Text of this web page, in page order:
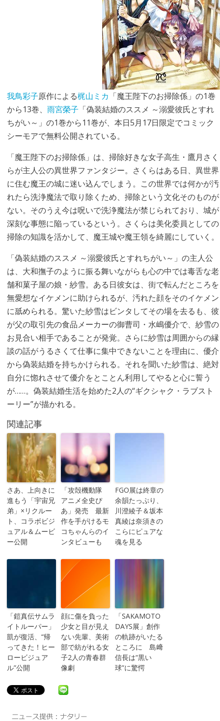
我鳥彩子原作による梶山ミカ 「魔王陛下のお掃除係」の1巻
から13巻、 雨宮榮子 「偽装結婚のススメ ～溺愛彼氏とすれ
ちがい～」の1巻から11巻が、本日5月17日限定でコミック
シーモアで無料公開されている。
「魔王陛下のお掃除係」は、掃除好きな女子高生・鷹月さく
らが主人公の異世界ファンタジー。さくらはある日、異世界
に住む魔王の城に迷い込んでしまう。この世界では何かが汚
れたら洗浄魔法で取り除くため、掃除という文化そのものが
ない。そのうえ今は呪いで洗浄魔法が禁じられており、城が
深刻な事態に陥っているという。さくらは美化委員としての
掃除の知識を活かして、魔王城や魔王領を綺麗にしていく。
「偽装結婚のススメ ～溺愛彼氏とすれちがい～」の主人公
は、大和撫子のように振る舞いながらも心の中では毒舌な老
舗和菓子屋の娘・紗雪。ある日彼女は、街で転んだところを
無愛想なイケメンに助けられるが、汚れた顔をそのイケメン
に舐められる。驚いた紗雪はビンタしてその場を去るも、彼
が父の取引先の食品メーカーの御曹司・水嶋優介で、紗雪の
お見合い相手であることが発覚。さらに紗雪は周囲からの縁
談の話がうるさくて仕事に集中できないことを理由に、優介
から偽装結婚を持ちかけられる。それを聞いた紗雪は、絶対
自分に惚れさせて優介をとことん利用してやると心に誓う
が……。偽装結婚生活を始めた2人の“ギクシャク・ラブスト
ーリー”が描かれる。
関連記事
さあ、上向きに
進もう「宇宙兄
弟」×リクルー
ト、コラボビジ
ュアル＆ムービ
ー公開
「攻殻機動隊
アニメ全史ぴ
あ」発売 最新
作を手がけるモ
コちゃんらのイ
ンタビューも
FGO展は終章の
余韻たっぷり、
川澄綾子＆坂本
真綾は奈須きの
こらにピュアな
魂を見る
「鎧真伝サムラ
イトルーパー」
凱が復活、“帰
ってきた！ヒー
ロービジュア
ル”公開
顔に傷を負った
少女と目が見え
ない先輩、美術
部で紡がれる女
子2人の青春群
像劇
「SAKAMOTO
DAYS展」創作
の軌跡がいたる
ところに 島﨑
信長は“黒い
球”に驚愕